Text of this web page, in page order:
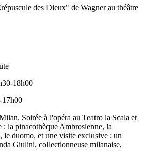
des Dieux" de Wagner au théâtre
18h00
17h00
Soirée à l'opéra au Teatro la Scala et
la pinacothèque Ambrosienne, la
le duomo, et une visite exclusive : un
Giulini, collectionneuse milanaise,